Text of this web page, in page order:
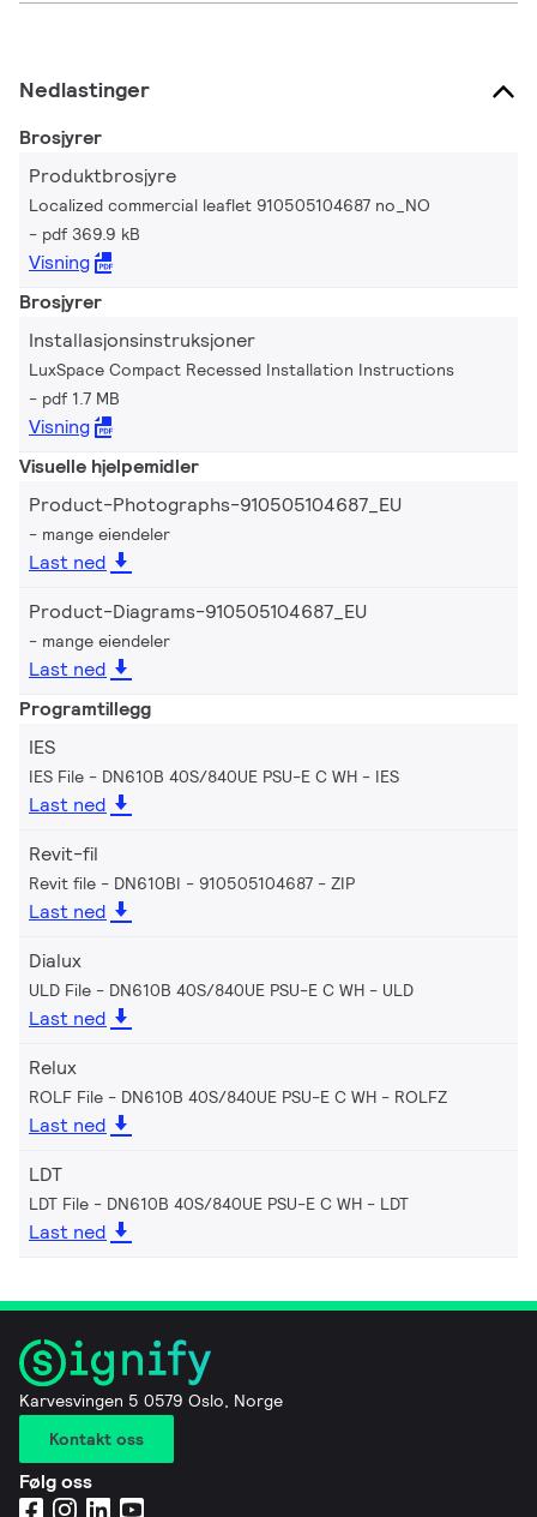
Nedlastinger
Brosjyrer
Produktbrosjyre
Localized commercial leaflet 910505104687 no_NO
pdf 369.9 kB
Visning
Brosjyrer
Installasjonsinstruksjoner
LuxSpace Compact Recessed Installation Instructions
pdf 1.7 MB
Visning
Visuelle hjelpemidler
Product-Photographs-910505104687_EU
mange eiendeler
Last ned
Product-Diagrams-910505104687_EU
mange eiendeler
Last ned
Programtillegg
IES
IES File - DN610B 40S/840UE PSU-E C WH IES
Last ned
Revit-fil
Revit file - DN610BI - 910505104687 ZIP
Last ned
Dialux
ULD File - DN610B 40S/840UE PSU-E C WH ULD
Last ned
Relux
ROLF File - DN610B 40S/840UE PSU-E C WH ROLFZ
Last ned
LDT
LDT File - DN610B 40S/840UE PSU-E C WH LDT
Last ned
Karvesvingen 5 0579 Oslo, Norge
Kontakt oss
Følg oss